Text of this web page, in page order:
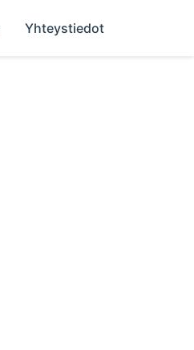
Yhteystiedot